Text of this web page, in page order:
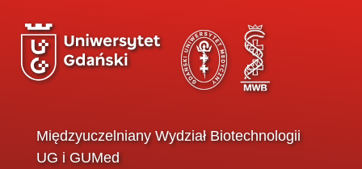
Międzyuczelniany Wydział Biotechnologii
UG i GUMed